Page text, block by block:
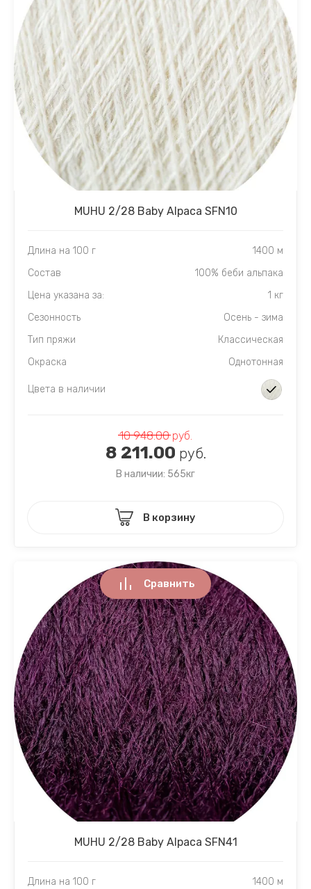
MUHU 2/28 Baby Alpaca SFN10
Длина на 100 г
1400 м
Состав
100% беби альпака
Цена указана за:
1 кг
Сезонность
Осень - зима
Тип пряжи
Классическая
Окраска
Однотонная
Цвета в наличии
10 948.00руб.
8 211.00 руб.
В наличии: 565кг
В корзину
MUHU 2/28 Baby Alpaca SFN41
Сравнить
Длина на 100 г 1400 м